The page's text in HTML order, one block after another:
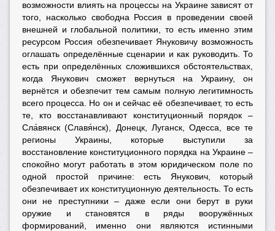
возможности влиять на процессы на Украине зависят от
того, насколько свободна Россия в проведении своей
внешней и глобальной политики, то есть именно этим
ресурсом Россия обезпечивает Януковичу возможность
оглашать определённые сценарии и как руководить. То
есть при определённых сложившихся обстоятельствах,
когда Янукович сможет вернуться на Украину, он
вернётся и обезпечит тем самым полную легитимность
всего процесса. Но он и сейчас её обезпечивает, то есть
те, кто восстанавливают конституционный порядок –
Сла́вянск (Славя́нск), Донецк, Луганск, Одесса, все те
регионы Украины, которые выступили за
восстановление конституционного порядка на Украине –
спокойно могут работать в этом юридическом поле по
одной простой причине: есть Янукович, который
обезпечивает их конституционную деятельность. То есть
они не преступники – даже если они берут в руки
оружие и становятся в ряды вооружённых
формирований, именно они являются истинными